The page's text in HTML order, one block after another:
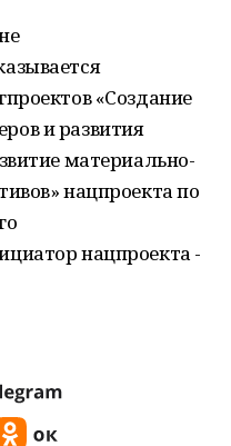
«Создание
и развития
материально-
нацпроекта по
нацпроекта -